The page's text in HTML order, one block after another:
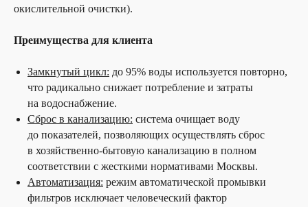
окислительной очистки).
Преимущества для клиента
Замкнутый цикл: до 95% воды используется повторно,
что радикально снижает потребление и затраты
на водоснабжение.
Сброс в канализацию: система очищает воду
до показателей, позволяющих осуществлять сброс
в хозяйственно-бытовую канализацию в полном
соответствии с жесткими нормативами Москвы.
Автоматизация: режим автоматической промывки
фильтров исключает человеческий фактор